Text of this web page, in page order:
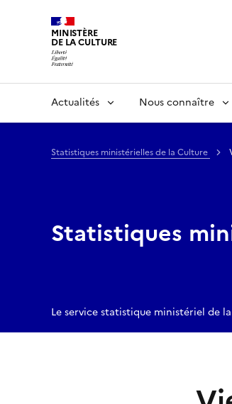
MINISTÈRE
DE LA CULTURE
Actualités Nous connaître
Statistiques ministérielles de la Culture
Statistiques
Le service statistique ministériel de